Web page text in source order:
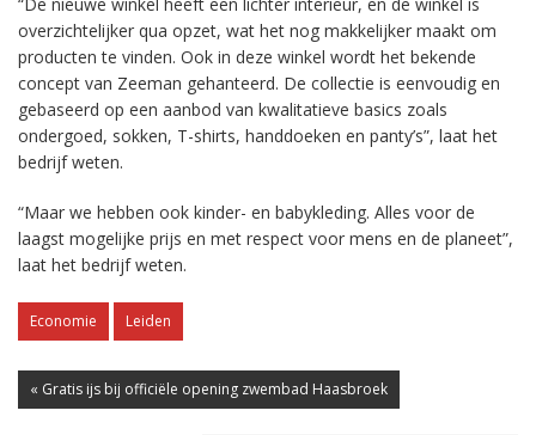
overzichtelijker qua opzet, wat het nog makkelijker maakt om
producten te vinden. Ook in deze winkel wordt het bekende
concept van Zeeman gehanteerd. De collectie is eenvoudig en
gebaseerd op een aanbod van kwalitatieve basics zoals
ondergoed, sokken, T-shirts, handdoeken en panty’s”, laat het
bedrijf weten.
“Maar we hebben ook kinder- en babykleding. Alles voor de
laagst mogelijke prijs en met respect voor mens en de planeet”,
laat het bedrijf weten.
Economie Leiden
« Gratis ijs bij officiële opening zwembad Haasbroek